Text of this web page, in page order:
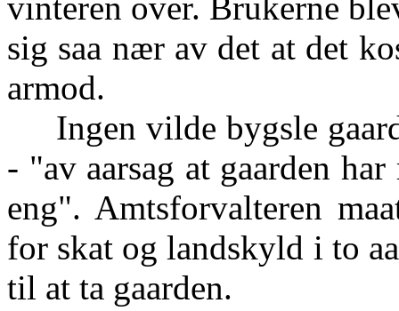
sig saa nær av det at det
armod.
Ingen vilde bygsle
- "av aarsag at gaarden
eng". Amtsforvalteren
for skat og landskyld i to
til at ta gaarden.